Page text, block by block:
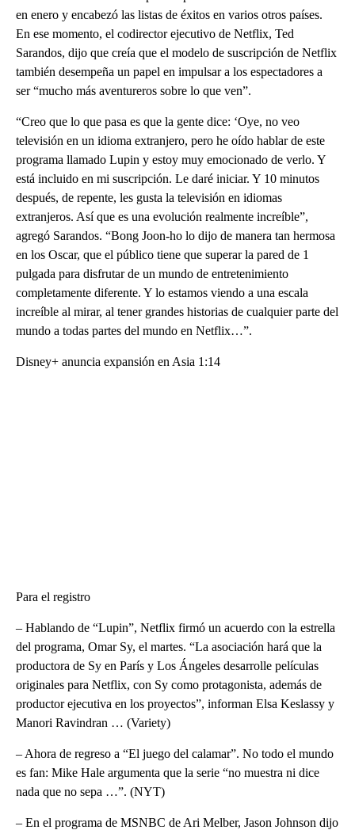
en enero y encabezó las listas de éxitos en varios otros países.
En ese momento, el codirector ejecutivo de Netflix, Ted
Sarandos, dijo que creía que el modelo de suscripción de Netflix
también desempeña un papel en impulsar a los espectadores a
ser “mucho más aventureros sobre lo que ven”.
“Creo que lo que pasa es que la gente dice: ‘Oye, no veo
televisión en un idioma extranjero, pero he oído hablar de este
programa llamado Lupin y estoy muy emocionado de verlo. Y
está incluido en mi suscripción. Le daré iniciar. Y 10 minutos
después, de repente, les gusta la televisión en idiomas
extranjeros. Así que es una evolución realmente increíble”,
agregó Sarandos. “Bong Joon-ho lo dijo de manera tan hermosa
en los Oscar, que el público tiene que superar la pared de 1
pulgada para disfrutar de un mundo de entretenimiento
completamente diferente. Y lo estamos viendo a una escala
increíble al mirar, al tener grandes historias de cualquier parte del
mundo a todas partes del mundo en Netflix…”.
Disney+ anuncia expansión en Asia 1:14
Para el registro
– Hablando de “Lupin”, Netflix firmó un acuerdo con la estrella
del programa, Omar Sy, el martes. “La asociación hará que la
productora de Sy en París y Los Ángeles desarrolle películas
originales para Netflix, con Sy como protagonista, además de
productor ejecutiva en los proyectos”, informan Elsa Keslassy y
Manori Ravindran … (Variety)
– Ahora de regreso a “El juego del calamar”. No todo el mundo
es fan: Mike Hale argumenta que la serie “no muestra ni dice
nada que no sepa …”. (NYT)
– En el programa de MSNBC de Ari Melber, Jason Johnson dijo